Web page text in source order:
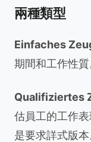
兩種類型
Einfaches
期間和工作性質
Qualifiziertes
估員工的工作
是要求詳式版本